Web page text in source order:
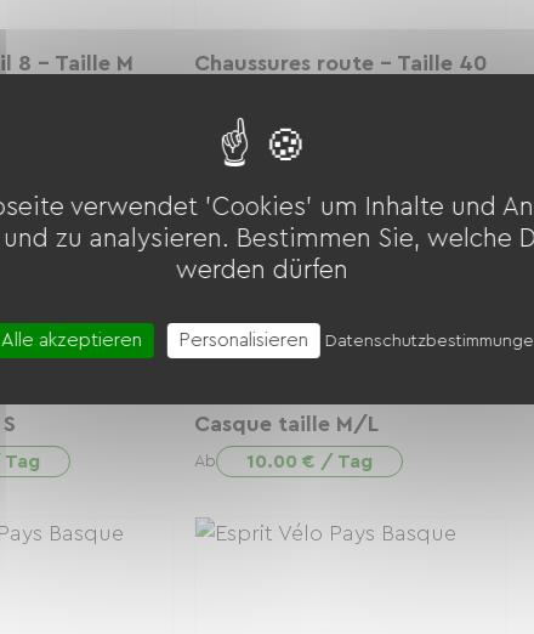
8 - Taille M Chaussures route - Taille 40
Casque taille M/L
Ab 10.00 € / Tag
verwendet 'Cookies' um Inhalte und
zu analysieren. Bestimmen Sie, welche
werden dürfen
Alle akzeptieren Personalisieren